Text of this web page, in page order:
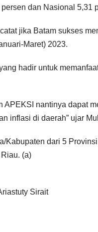
dan Nasional 5,31
jika Batam sukses
Maret) 2023.
hadir untuk
APEKSI nantinya dapat
inflasi di daerah” ujar
Kabupaten dari 5
(a)
Sirait